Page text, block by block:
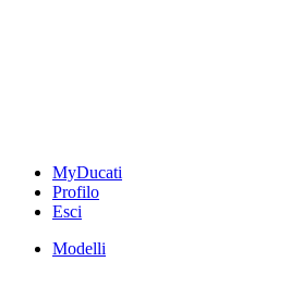
MyDucati
Profilo
Esci
Modelli